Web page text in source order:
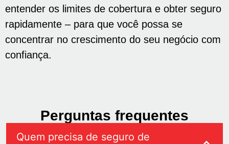
entender os limites de cobertura e obter seguro
rapidamente – para que você possa se
concentrar no crescimento do seu negócio com
confiança.
Perguntas frequentes
Quem precisa de seguro de